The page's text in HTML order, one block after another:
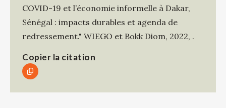
COVID-19 et l’économie informelle à Dakar,
Sénégal : impacts durables et agenda de
redressement." WIEGO et Bokk Diom, 2022, .
Copier la citation